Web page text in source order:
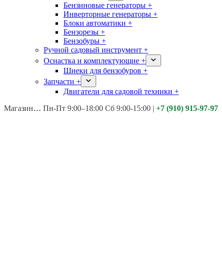
Бензиновые генераторы +
Инверторные генераторы +
Блоки автоматики +
Бензорезы +
Бензобуры +
Ручной садовый инструмент +
Оснастка и комплектующие +
Шнеки для бензобуров +
Запчасти +
Двигатели для садовой техники +
Магазины: Калуга ул. Московская д.113
Пн-Пт 9:00–18:00 Сб 9:00-15:00 | +7 (910) 915-97-97